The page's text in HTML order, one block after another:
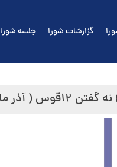
گزارشات شورا جلسه شورا
( آذر ماه )